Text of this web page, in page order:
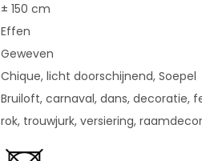
± 150 cm
Effen
Geweven
Chique, licht doorschijnend, Soepel
Bruiloft, carnaval, dans, decoratie,
rok, trouwjurk, versiering,